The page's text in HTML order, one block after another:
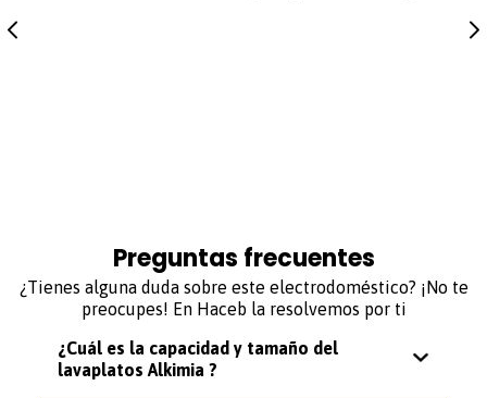
Preguntas frecuentes
¿Tienes alguna duda sobre este electrodoméstico? ¡No te
preocupes! En Haceb la resolvemos por ti
¿Cuál es la capacidad y tamaño del
lavaplatos Alkimia ?